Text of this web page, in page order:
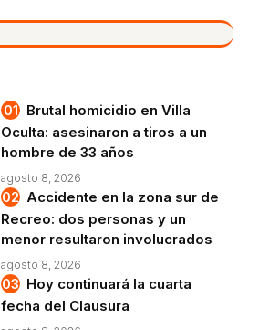
Brutal homicidio en Villa
Oculta: asesinaron a tiros a un
hombre de 33 años
agosto 8, 2026
Accidente en la zona sur de
Recreo: dos personas y un
menor resultaron involucrados
agosto 8, 2026
Hoy continuará la cuarta
fecha del Clausura